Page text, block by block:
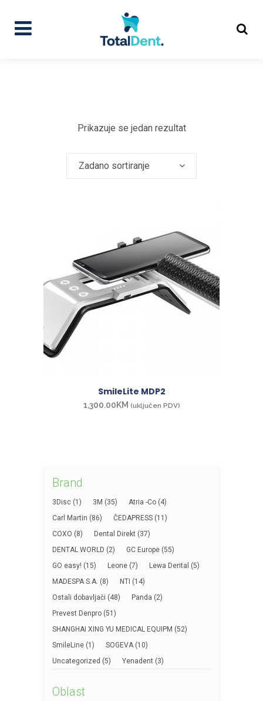
Prikazuje se jedan rezultat
Zadano sortiranje
SmileLite MDP2
1,300.00KM (uključen PDV)
Brand
3Disc (1) 3M (35) Atria -Co (4)
Carl Martin (86) ČEDAPRESS (11)
COXO (8) Dental Direkt (37)
DENTAL WORLD (2) GC Europe (55)
GO easy! (15) Leone (7) Lewa Dental (5)
MADESPA S.A. (8) NTI (14)
Ostali dobavljači (48) Panda (2)
Prevest Denpro (51)
SHANGHAI XING YU MEDICAL EQUIPM (52)
SmileLine (1) SOGEVA (10)
Uncategorized (5) Yenadent (3)
Oblast